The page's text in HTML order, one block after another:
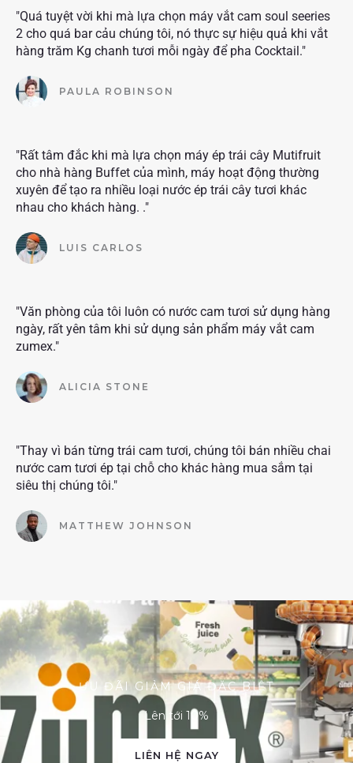
"Quá tuyệt vời khi mà lựa chọn máy vắt cam soul seeries
2 cho quá bar cảu chúng tôi, nó thực sự hiệu quả khi vắt
hàng trăm Kg chanh tươi mỗi ngày để pha Cocktail."
PAULA ROBINSON
"Rất tâm đắc khi mà lựa chọn máy ép trái cây Mutifruit
cho nhà hàng Buffet của mình, máy hoạt động thường
xuyên để tạo ra nhiều loại nước ép trái cây tươi khác
nhau cho khách hàng. ."
LUIS CARLOS
"Văn phòng của tôi luôn có nước cam tươi sử dụng hàng
ngày, rất yên tâm khi sử dụng sản phẩm máy vắt cam
zumex."
ALICIA STONE
"Thay vì bán từng trái cam tươi, chúng tôi bán nhiều chai
nước cam tươi ép tại chỗ cho khác hàng mua sắm tại
siêu thị chúng tôi."
MATTHEW JOHNSON
ƯU ĐÃI GIẢM GIÁ ĐẶC BIỆT
Lên tới 10%
LIÊN HỆ NGAY